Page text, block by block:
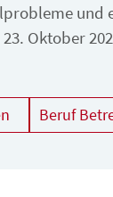
Oktober
Beruf